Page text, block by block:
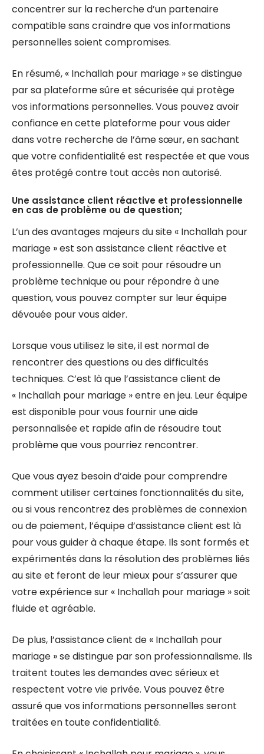
concentrer sur la recherche d’un partenaire
compatible sans craindre que vos informations
personnelles soient compromises.
En résumé, « Inchallah pour mariage » se distingue
par sa plateforme sûre et sécurisée qui protège
vos informations personnelles. Vous pouvez avoir
confiance en cette plateforme pour vous aider
dans votre recherche de l’âme sœur, en sachant
que votre confidentialité est respectée et que vous
êtes protégé contre tout accès non autorisé.
Une assistance client réactive et professionnelle
en cas de problème ou de question;
L’un des avantages majeurs du site « Inchallah pour
mariage » est son assistance client réactive et
professionnelle. Que ce soit pour résoudre un
problème technique ou pour répondre à une
question, vous pouvez compter sur leur équipe
dévouée pour vous aider.
Lorsque vous utilisez le site, il est normal de
rencontrer des questions ou des difficultés
techniques. C’est là que l’assistance client de
« Inchallah pour mariage » entre en jeu. Leur équipe
est disponible pour vous fournir une aide
personnalisée et rapide afin de résoudre tout
problème que vous pourriez rencontrer.
Que vous ayez besoin d’aide pour comprendre
comment utiliser certaines fonctionnalités du site,
ou si vous rencontrez des problèmes de connexion
ou de paiement, l’équipe d’assistance client est là
pour vous guider à chaque étape. Ils sont formés et
expérimentés dans la résolution des problèmes liés
au site et feront de leur mieux pour s’assurer que
votre expérience sur « Inchallah pour mariage » soit
fluide et agréable.
De plus, l’assistance client de « Inchallah pour
mariage » se distingue par son professionnalisme. Ils
traitent toutes les demandes avec sérieux et
respectent votre vie privée. Vous pouvez être
assuré que vos informations personnelles seront
traitées en toute confidentialité.